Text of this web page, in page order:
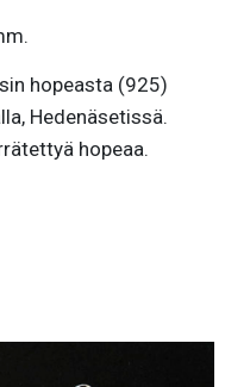
hopeasta (925)
Hedenäsetissä.
hopeaa.